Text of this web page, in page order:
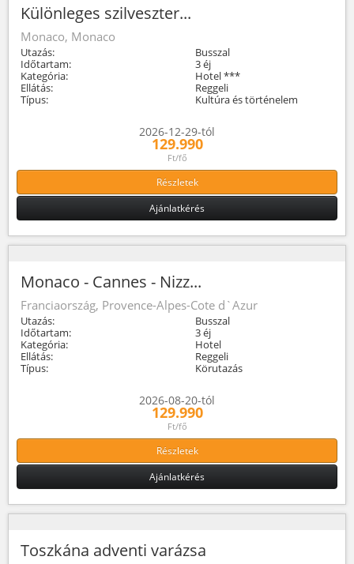
Különleges szilveszter...
Monaco, Monaco
Utazás:
Busszal
Időtartam:
3 éj
Kategória:
Hotel ***
Ellátás:
Reggeli
Típus:
Kultúra és történelem
2026-12-29-tól
129.990
Ft/fő
Részletek
Ajánlatkérés
Monaco - Cannes - Nizz...
Franciaország, Provence-Alpes-Cote d`Azur
Utazás:
Busszal
Időtartam:
3 éj
Kategória:
Hotel
Ellátás:
Reggeli
Típus:
Körutazás
2026-08-20-tól
129.990
Ft/fő
Részletek
Ajánlatkérés
Toszkána adventi varázsa